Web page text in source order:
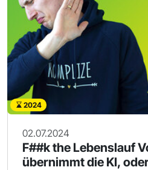
2024
02.07.2024
F##k the Lebenslauf
übernimmt die KI,